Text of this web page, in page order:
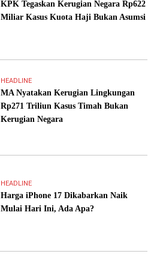
KPK Tegaskan Kerugian Negara Rp622
Miliar Kasus Kuota Haji Bukan Asumsi
HEADLINE
MA Nyatakan Kerugian Lingkungan
Rp271 Triliun Kasus Timah Bukan
Kerugian Negara
HEADLINE
Harga iPhone 17 Dikabarkan Naik
Mulai Hari Ini, Ada Apa?